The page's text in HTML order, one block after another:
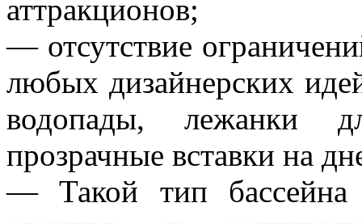
аттракционов;
— отсутствие
любых дизайнерских
водопады, лежанки
прозрачные вставки на
— Такой тип бассейна